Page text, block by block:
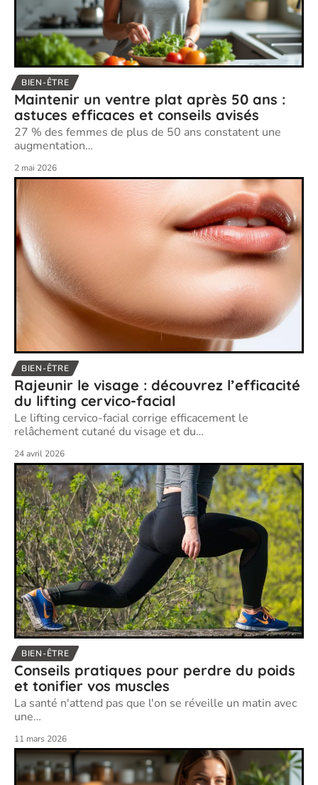
BIEN-ÊTRE
Maintenir un ventre plat après 50 ans :
astuces efficaces et conseils avisés
27 % des femmes de plus de 50 ans constatent une
augmentation…
2 mai 2026
BIEN-ÊTRE
Rajeunir le visage : découvrez l’efficacité
du lifting cervico-facial
Le lifting cervico-facial corrige efficacement le
relâchement cutané du visage et du…
24 avril 2026
BIEN-ÊTRE
Conseils pratiques pour perdre du poids
et tonifier vos muscles
La santé n'attend pas que l'on se réveille un matin avec
une…
11 mars 2026